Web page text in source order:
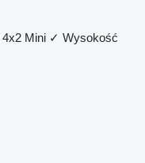
4x2 Mini ✓ Wysokość